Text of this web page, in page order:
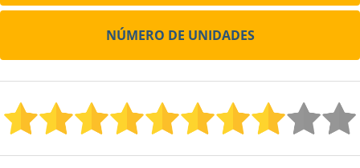
NÚMERO DE UNIDADES